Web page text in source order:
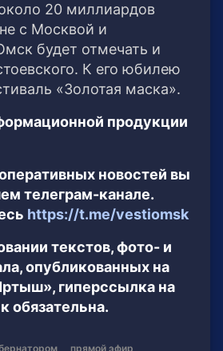
20 миллиардов
с Москвой и
будет отмечать и
К его юбилею
«Золотая маска».
продукции
новостей вы
телеграм-канале.
https://t.me/vestiomsk
текстов, фото- и
опубликованных на
гиперссылка на
обязательна.
прямой эфир